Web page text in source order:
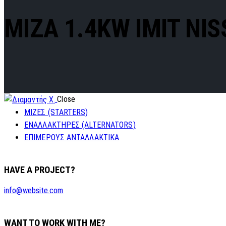
MIZA 1.4KW IMIT
Close
ΜΙΖΕΣ (STARTERS)
ΕΝΑΛΛΑΚΤΗΡΕΣ (ALTERNATORS)
ΕΠΙΜΕΡΟΥΣ ΑΝΤΑΛΛΑΚΤΙΚΑ
HAVE A PROJECT?
info@website.com
WANT TO WORK WITH ME?